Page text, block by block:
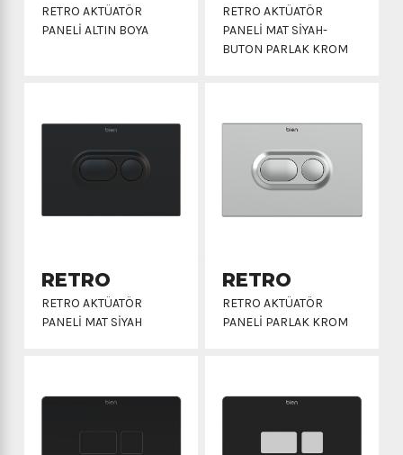
RETRO AKTÜATÖR
PANELİ ALTIN BOYA
RETRO AKTÜATÖR
PANELİ MAT SİYAH-
BUTON PARLAK KROM
RETRO
RETRO AKTÜATÖR
PANELİ MAT SİYAH
RETRO
RETRO AKTÜATÖR
PANELİ PARLAK KROM